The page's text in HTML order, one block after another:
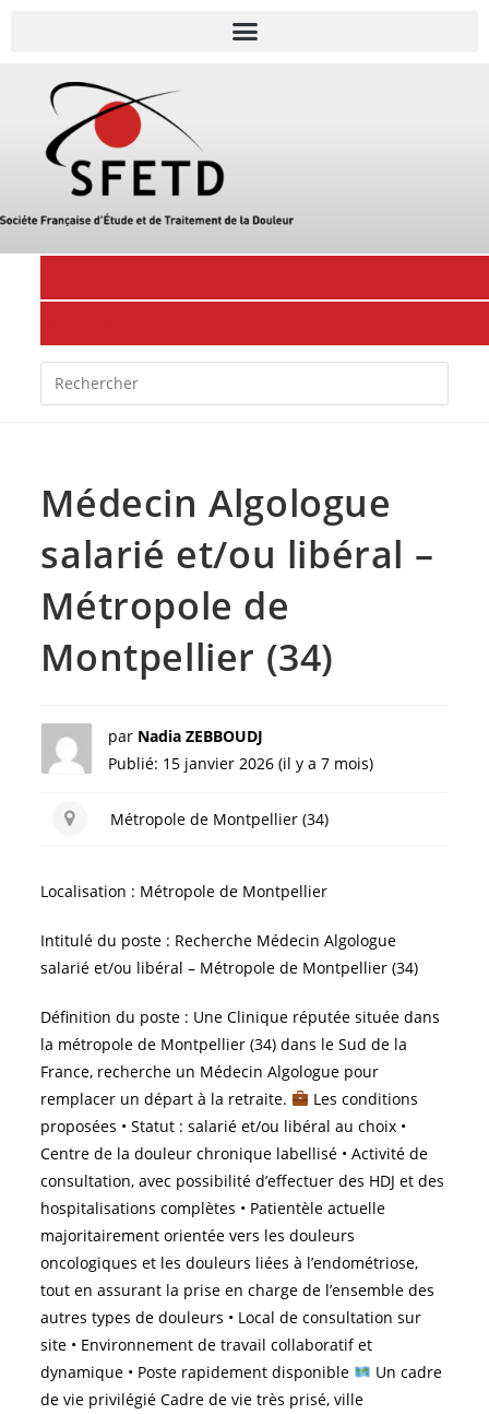
Médecin Algologue
salarié et/ou libéral –
Métropole de
Montpellier (34)
par Nadia ZEBBOUDJ
Publié: 15 janvier 2026 (il y a 7 mois)
Métropole de Montpellier (34)
Localisation : Métropole de Montpellier
Intitulé du poste : Recherche Médecin Algologue
salarié et/ou libéral – Métropole de Montpellier (34)
Définition du poste : Une Clinique réputée située dans
la métropole de Montpellier (34) dans le Sud de la
France, recherche un Médecin Algologue pour
remplacer un départ à la retraite.
Les conditions
proposées • Statut : salarié et/ou libéral au choix •
Centre de la douleur chronique labellisé • Activité de
consultation, avec possibilité d’effectuer des HDJ et des
hospitalisations complètes • Patientèle actuelle
majoritairement orientée vers les douleurs
oncologiques et les douleurs liées à l’endométriose,
tout en assurant la prise en charge de l’ensemble des
autres types de douleurs • Local de consultation sur
site • Environnement de travail collaboratif et
dynamique • Poste rapidement disponible
Un cadre
de vie privilégié Cadre de vie très prisé, ville